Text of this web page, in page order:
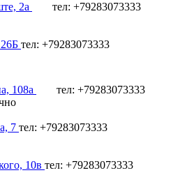
2а
тел: +79283073333
тел: +79283073333
108а
тел: +79283073333
7 тел: +79283073333
10в тел: +79283073333